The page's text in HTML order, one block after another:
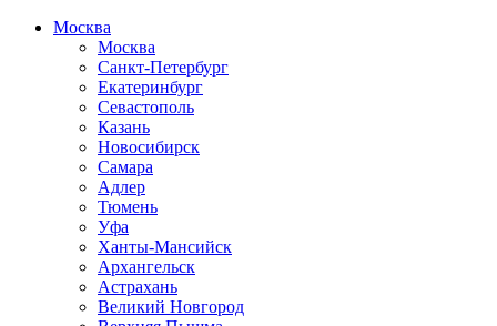
Москва
Москва
Санкт-Петербург
Екатеринбург
Севастополь
Казань
Новосибирск
Самара
Адлер
Тюмень
Уфа
Ханты-Мансийск
Архангельск
Астрахань
Великий Новгород